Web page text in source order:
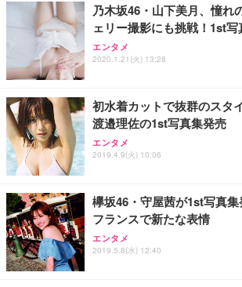
乃木坂46・山下美月、憧れ
ェリー撮影にも挑戦！1st写
エンタメ
2020.1.21(火) 13:28
初水着カットで抜群のスタ
渡邉理佐の1st写真集発売
エンタメ
2019.4.9(火) 10:06
欅坂46・守屋茜が1st写真
フランスで新たな表情
エンタメ
2019.5.8(水) 12:40